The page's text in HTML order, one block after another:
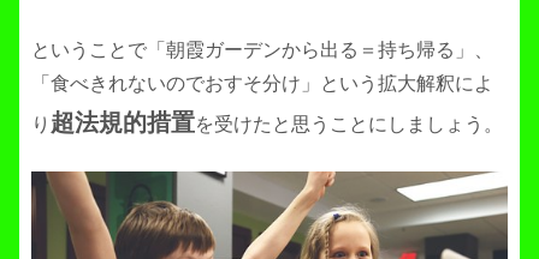
ということで「朝霞ガーデンから出る＝持ち帰る」、
「食べきれないのでおすそ分け」という拡大解釈によ
り 超法規的措置を受けたと思うことにしましょう。